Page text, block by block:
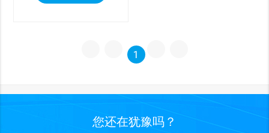
1
您还在犹豫吗？